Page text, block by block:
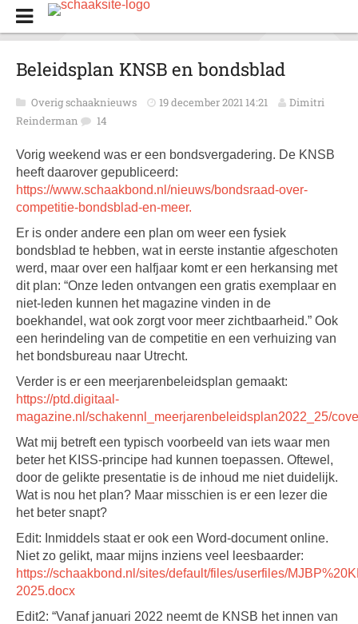
Beleidsplan KNSB en bondsblad
Overig schaaknieuws 19 december 2021 14:21
Dimitri
Reinderman
14
Vorig weekend was er een bondsvergadering. De KNSB
heeft daarover gepubliceerd:
https://www.schaakbond.nl/nieuws/bondsraad-over-
competitie-bondsblad-en-meer.
Er is onder andere een plan om weer een fysiek
bondsblad te hebben, wat in eerste instantie afgeschoten
werd, maar over een halfjaar komt er een herkansing met
dit plan: “Onze leden ontvangen een gratis exemplaar en
niet-leden kunnen het magazine vinden in de
boekhandel, wat ook zorgt voor meer zichtbaarheid.” Ook
een herindeling van de competitie en een verhuizing van
het bondsbureau naar Utrecht.
Verder is er een meerjarenbeleidsplan gemaakt:
https://ptd.digitaal-
magazine.nl/schakennl_meerjarenbeleidsplan2022_25/
Wat mij betreft een typisch voorbeeld van iets waar men
beter het KISS-principe had kunnen toepassen. Oftewel,
door de gelikte presentatie is de inhoud me niet duidelijk.
Wat is nou het plan? Maar misschien is er een lezer die
het beter snapt?
Edit: Inmiddels staat er ook een Word-document online.
Niet zo gelikt, maar mijns inziens veel leesbaarder:
https://schaakbond.nl/sites/default/files/userfiles/
2025.docx
Edit2: “Vanaf januari 2022 neemt de KNSB het innen van